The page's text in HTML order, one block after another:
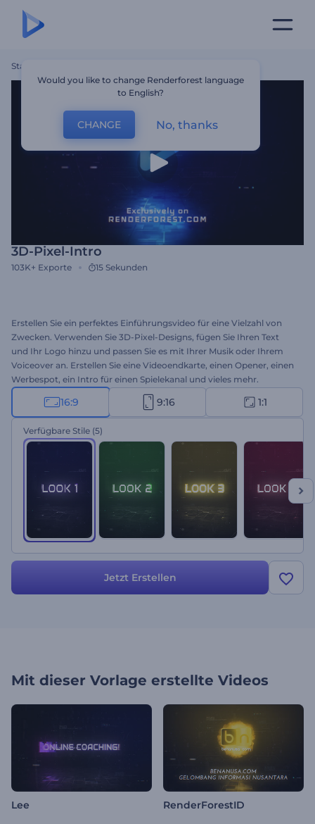
Startseite
3D-Pixel-Intro
103K+ Exporte 15 Sekunden
Erstellen Sie ein perfektes Einführungsvideo für eine Vielzahl von
Zwecken. Verwenden Sie 3D-Pixel-Designs, fügen Sie Ihren Text
und Ihr Logo hinzu und passen Sie es mit Ihrer Musik oder Ihrem
Voiceover an. Erstellen Sie eine Videoendkarte, einen Opener, einen
Werbespot, ein Intro für einen Spielekanal und vieles mehr.
Probieren Sie die Erstellung noch heute kostenlos aus!
16:9 9:16 1:1
Verfügbare Stile (5)
Jetzt Erstellen
Mit dieser Vorlage erstellte Videos
Lee RenderForestID
Would you like to change Renderforest language
to English?
CHANGE No, thanks